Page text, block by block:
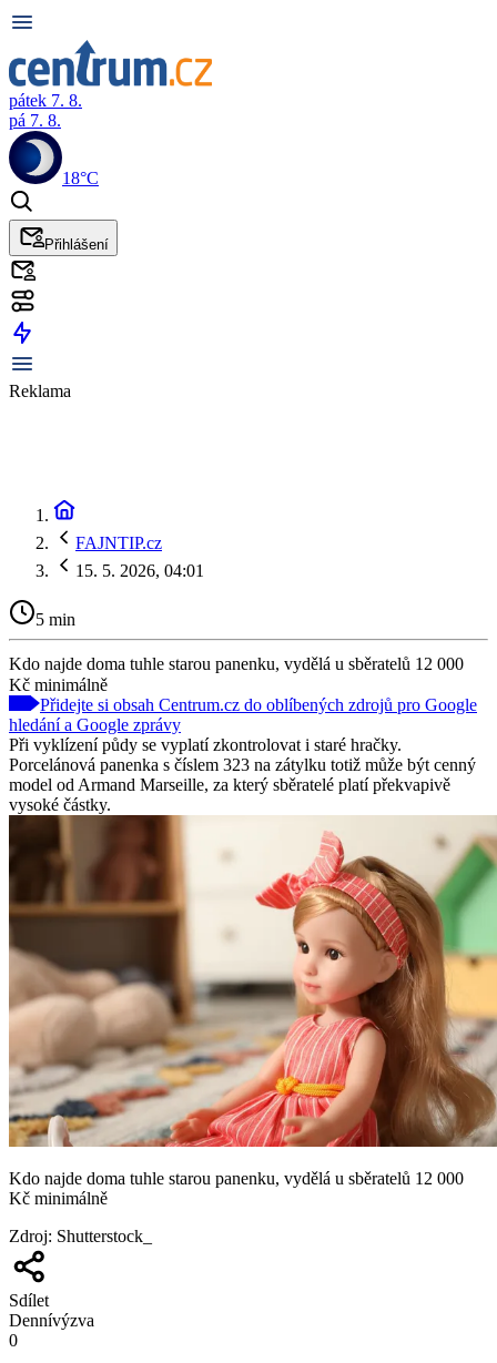
pátek 7. 8.
pá 7. 8.
18°C
Přihlášení
Reklama
FAJNTIP.cz
15. 5. 2026, 04:01
5 min
Kdo najde doma tuhle starou panenku, vydělá u sběratelů 12 000
Kč minimálně
Přidejte si obsah Centrum.cz do oblíbených zdrojů pro Google
hledání a Google zprávy
Při vyklízení půdy se vyplatí zkontrolovat i staré hračky.
Porcelánová panenka s číslem 323 na zátylku totiž může být cenný
model od Armand Marseille, za který sběratelé platí překvapivě
vysoké částky.
Kdo najde doma tuhle starou panenku, vydělá u sběratelů 12 000
Kč minimálně
Zdroj: Shutterstock_
Sdílet
Dennívýzva
0